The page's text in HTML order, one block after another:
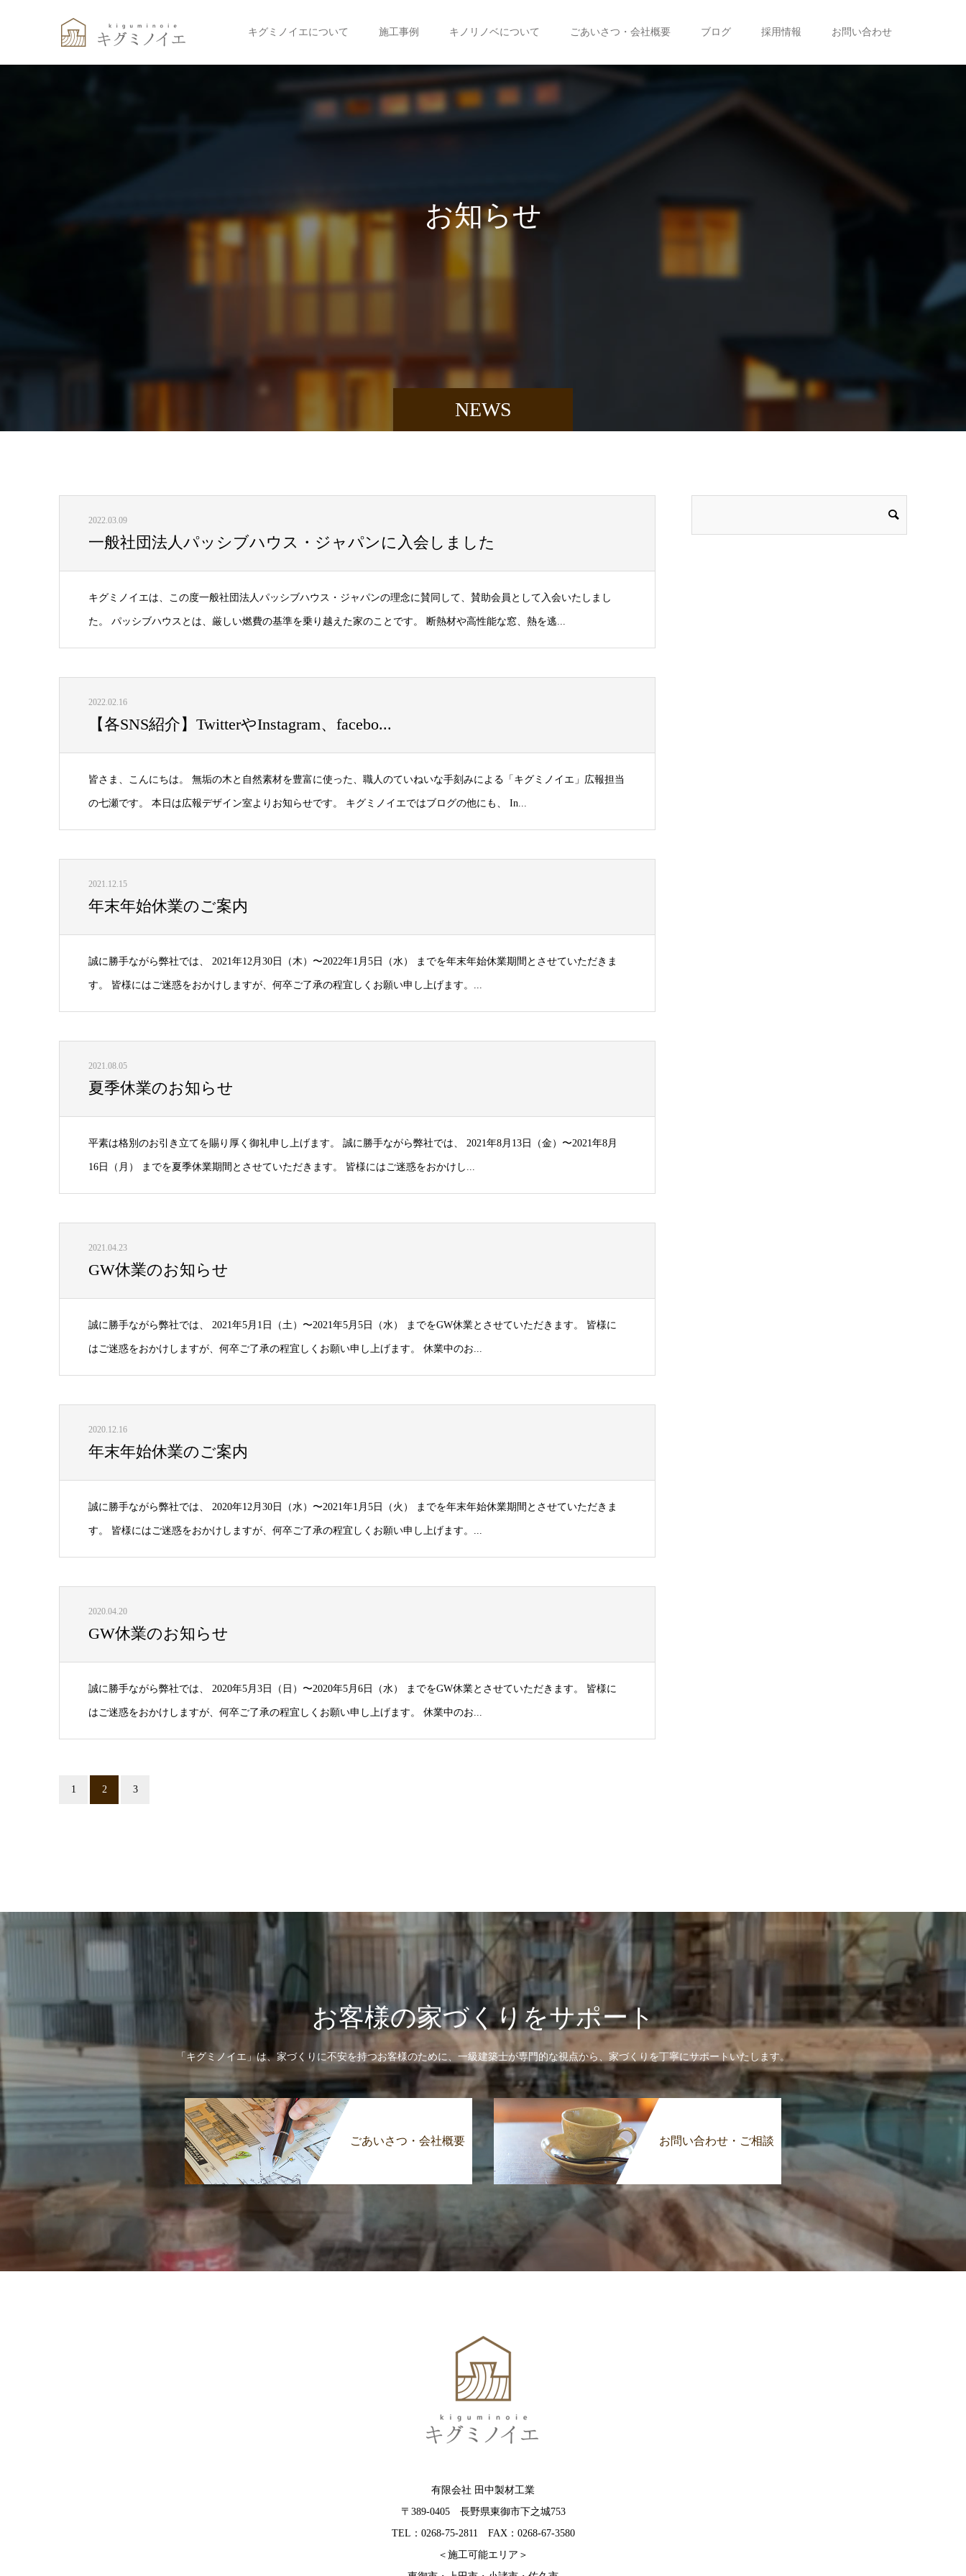
キグミノイエについて 施工事例 キノリノベについて ごあいさつ・会社概要 ブログ 採用情報 お問い合わせ
NEWS
お知らせ
2022.03.09
一般社団法人パッシブハウス・ジャパンに入会しました
キグミノイエは、この度一般社団法人パッシブハウス・ジャパンの理念に賛同して、賛助会員として入会いたしまし
た。 パッシブハウスとは、厳しい燃費の基準を乗り越えた家のことです。 断熱材や高性能な窓、熱を逃...
2022.02.16
【各SNS紹介】TwitterやInstagram、facebo...
皆さま、こんにちは。 無垢の木と自然素材を豊富に使った、職人のていねいな手刻みによる「キグミノイエ」広報担当
の七瀬です。 本日は広報デザイン室よりお知らせです。 キグミノイエではブログの他にも、 In...
2021.12.15
年末年始休業のご案内
誠に勝手ながら弊社では、 2021年12月30日（木）〜2022年1月5日（水） までを年末年始休業期間とさせていただきま
す。 皆様にはご迷惑をおかけしますが、何卒ご了承の程宜しくお願い申し上げます。...
2021.08.05
夏季休業のお知らせ
平素は格別のお引き立てを賜り厚く御礼申し上げます。 誠に勝手ながら弊社では、 2021年8月13日（金）〜2021年8月
16日（月） までを夏季休業期間とさせていただきます。 皆様にはご迷惑をおかけし...
2021.04.23
GW休業のお知らせ
誠に勝手ながら弊社では、 2021年5月1日（土）〜2021年5月5日（水） までをGW休業とさせていただきます。 皆様に
はご迷惑をおかけしますが、何卒ご了承の程宜しくお願い申し上げます。 休業中のお...
2020.12.16
年末年始休業のご案内
誠に勝手ながら弊社では、 2020年12月30日（水）〜2021年1月5日（火） までを年末年始休業期間とさせていただきま
す。 皆様にはご迷惑をおかけしますが、何卒ご了承の程宜しくお願い申し上げます。...
2020.04.20
GW休業のお知らせ
誠に勝手ながら弊社では、 2020年5月3日（日）〜2020年5月6日（水） までをGW休業とさせていただきます。 皆様に
はご迷惑をおかけしますが、何卒ご了承の程宜しくお願い申し上げます。 休業中のお...
1 2 3
お客様の家づくりをサポート
「キグミノイエ」は、家づくりに不安を持つお客様のために、一級建築士が専門的な視点から、家づくりを丁寧にサポートいたします。
ごあいさつ・会社概要 お問い合わせ・ご相談
有限会社 田中製材工業
〒389-0405 長野県東御市下之城753
TEL：0268-75-2811 FAX：0268-67-3580
＜施工可能エリア＞